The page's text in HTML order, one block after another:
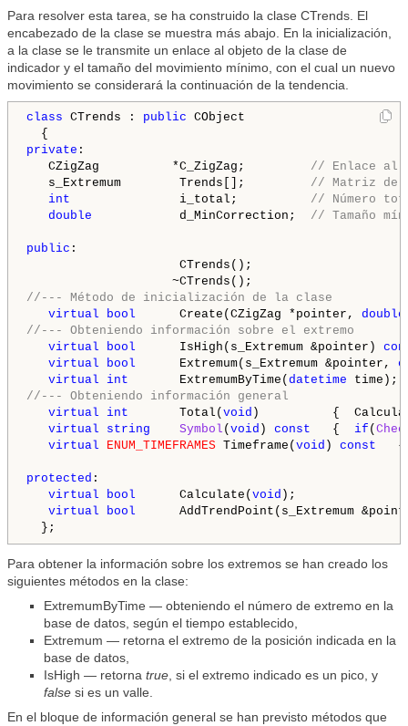
Para resolver esta tarea, se ha construido la clase CTrends. El
encabezado de la clase se muestra más abajo. En la inicialización,
a la clase se le transmite un enlace al objeto de la clase de
indicador y el tamaño del movimiento mínimo, con el cual un nuevo
movimiento se considerará la continuación de la tendencia.
class CTrends : public CObject
private :
CZigZag          *C_ZigZag; // Enlace al
s_Extremum        Trends[]; // Matriz de
int i_total; // Número
double d_MinCorrection; // Tamaño
public :
CTrends();
//--- Método de inicialización de la clase
virtual
bool Create(CZigZag *pointer, double
//--- Obteniendo información sobre el extremo
virtual
bool IsHigh(s_Extremum &pointer)
virtual
bool Extremum(s_Extremum &pointer,
virtual
int ExtremumByTime( datetime
//--- Obteniendo información general
virtual
int Total( void )          {
virtual
string Symbol ( void ) const { if (
virtual
ENUM_TIMEFRAMES Timeframe( void ) const
protected :
virtual
bool Calculate( void );
virtual
bool AddTrendPoint(s_Extremum
Para obtener la información sobre los extremos se han creado los
siguientes métodos en la clase:
ExtremumByTime — obteniendo el número de extremo en la
base de datos, según el tiempo establecido,
Extremum — retorna el extremo de la posición indicada en la
base de datos,
IsHigh — retorna true, si el extremo indicado es un pico, y
false si es un valle.
En el bloque de información general se han previsto métodos que